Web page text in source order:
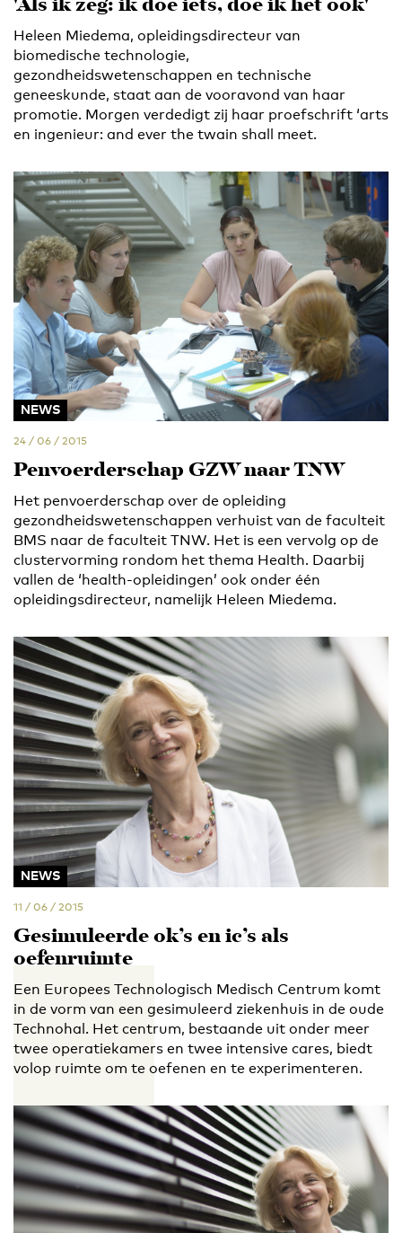
Heleen Miedema, opleidingsdirecteur van
biomedische technologie,
gezondheidswetenschappen en technische
geneeskunde, staat aan de vooravond van haar
promotie. Morgen verdedigt zij haar proefschrift ‘arts
en ingenieur: and ever the twain shall meet.
NEWS
24 / 06 / 2015
Penvoerderschap GZW naar TNW
Het penvoerderschap over de opleiding
gezondheidswetenschappen verhuist van de faculteit
BMS naar de faculteit TNW. Het is een vervolg op de
clustervorming rondom het thema Health. Daarbij
vallen de ‘health-opleidingen’ ook onder één
opleidingsdirecteur, namelijk Heleen Miedema.
NEWS
11 / 06 / 2015
Gesimuleerde ok’s en ic’s als
oefenruimte
Een Europees Technologisch Medisch Centrum komt
in de vorm van een gesimuleerd ziekenhuis in de oude
Technohal. Het centrum, bestaande uit onder meer
twee operatiekamers en twee intensive cares, biedt
volop ruimte om te oefenen en te experimenteren.